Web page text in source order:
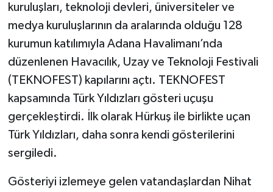
kuruluşları, teknoloji devleri, üniversiteler ve
medya kuruluşlarının da aralarında olduğu 128
kurumun katılımıyla Adana Havalimanı’nda
düzenlenen Havacılık, Uzay ve Teknoloji Festivali
(TEKNOFEST) kapılarını açtı. TEKNOFEST
kapsamında Türk Yıldızları gösteri uçuşu
gerçekleştirdi. İlk olarak Hürkuş ile birlikte uçan
Türk Yıldızları, daha sonra kendi gösterilerini
sergiledi.
Gösteriyi izlemeye gelen vatandaşlardan Nihat